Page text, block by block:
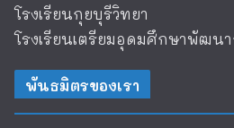
โรงเรียนกุยบุรีวิทยา
โรงเรียนเตรียมอุดมศึกษาพัฒน
พันธมิตรของเรา